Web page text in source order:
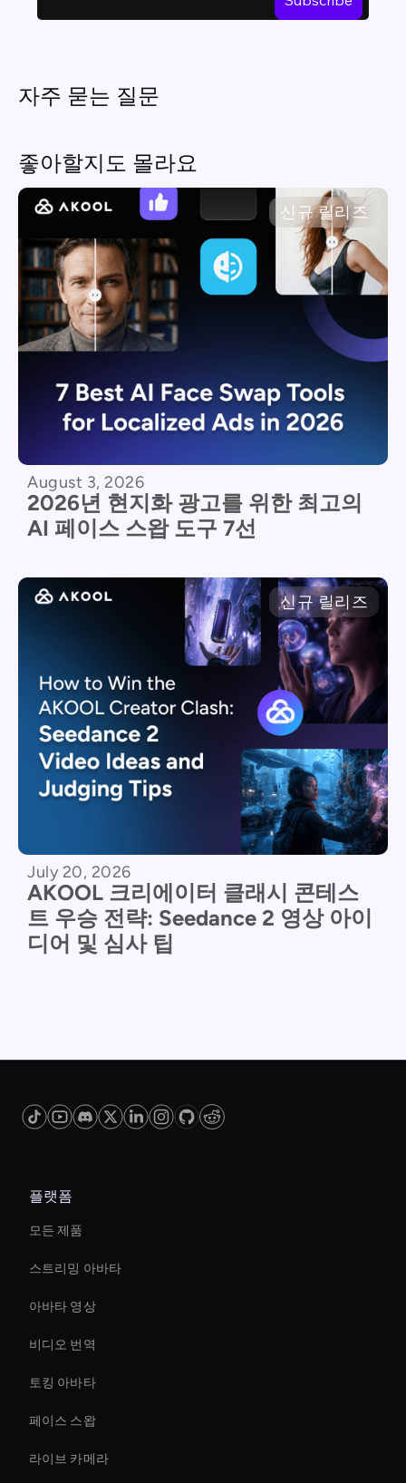
자주 묻는 질문
좋아할지도 몰라요
신규 릴리즈
August 3, 2026
2026년 현지화 광고를 위한 최고의
AI 페이스 스왑 도구 7선
신규 릴리즈
July 20, 2026
AKOOL 크리에이터 클래시 콘테스
트 우승 전략: Seedance 2 영상 아이
디어 및 심사 팁
플랫폼
모든 제품
스트리밍 아바타
아바타 영상
비디오 번역
토킹 아바타
페이스 스왑
라이브 카메라